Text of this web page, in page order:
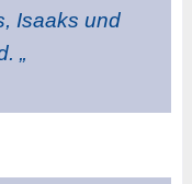
Isaaks und
„